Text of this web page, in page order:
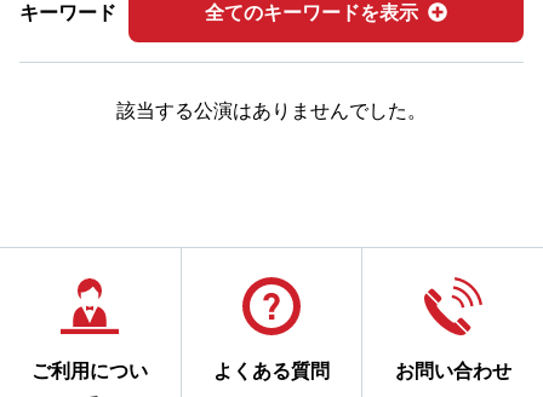
キーワード 全てのキーワードを表示
該当する公演はありませんでした。
ご利用につい
よくある質問 お問い合わせ